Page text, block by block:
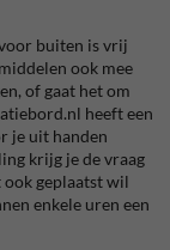
buiten is vrij
ook mee
of gaat het om
heeft een
je uit handen
krijg je de vraag
ook geplaatst wil
enkele uren een